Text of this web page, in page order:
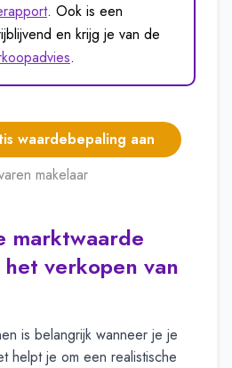
. Ook is een
en krijg je van de
.
waardebepaling aan
makelaar
marktwaarde
verkopen van
is belangrijk wanneer je je
helpt je om een realistische